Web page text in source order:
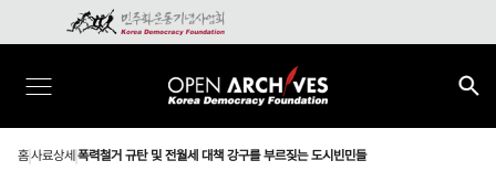
홈사료상세 폭력철거 규탄 및 전월세 대책 강구를 부르짖는 도시빈민들